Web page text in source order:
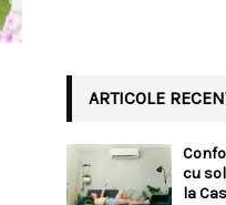
ARTICOLE
cu
la